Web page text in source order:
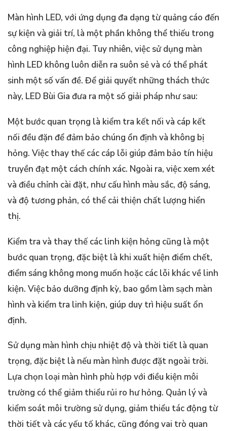
Màn hình LED, với ứng dụng đa dạng từ quảng cáo đến
sự kiện và giải trí, là một phần không thể thiếu trong
công nghiệp hiện đại. Tuy nhiên, việc sử dụng màn
hình LED không luôn diễn ra suôn sẻ và có thể phát
sinh một số vấn đề. Để giải quyết những thách thức
này, LED Bùi Gia đưa ra một số giải pháp như sau:
Một bước quan trọng là kiểm tra kết nối và cáp kết
nối đều đặn để đảm bảo chúng ổn định và không bị
hỏng. Việc thay thế các cáp lỗi giúp đảm bảo tín hiệu
truyền đạt một cách chính xác. Ngoài ra, việc xem xét
và điều chỉnh cài đặt, như cấu hình màu sắc, độ sáng,
và độ tương phản, có thể cải thiện chất lượng hiển
thị.
Kiểm tra và thay thế các linh kiện hỏng cũng là một
bước quan trọng, đặc biệt là khi xuất hiện điểm chết,
điểm sáng không mong muốn hoặc các lỗi khác về linh
kiện. Việc bảo dưỡng định kỳ, bao gồm làm sạch màn
hình và kiểm tra linh kiện, giúp duy trì hiệu suất ổn
định.
Sử dụng màn hình chịu nhiệt độ và thời tiết là quan
trọng, đặc biệt là nếu màn hình được đặt ngoài trời.
Lựa chọn loại màn hình phù hợp với điều kiện môi
trường có thể giảm thiểu rủi ro hư hỏng. Quản lý và
kiểm soát môi trường sử dụng, giảm thiểu tác động từ
thời tiết và các yếu tố khác, cũng đóng vai trò quan